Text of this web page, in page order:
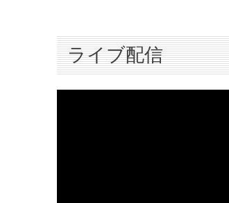
ハイライト
インタビュー
ライブ配信